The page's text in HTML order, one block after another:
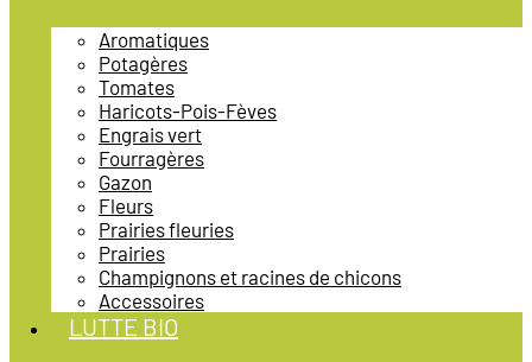
Aromatiques
Potagères
Tomates
Haricots-Pois-Fèves
Engrais vert
Fourragères
Gazon
Fleurs
Prairies fleuries
Prairies
Champignons et racines de chicons
Accessoires
LUTTE BIO